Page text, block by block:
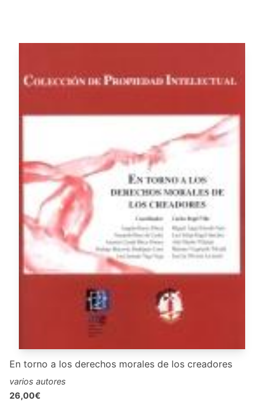
En torno a los derechos morales de los creadores
varios autores
26,00€